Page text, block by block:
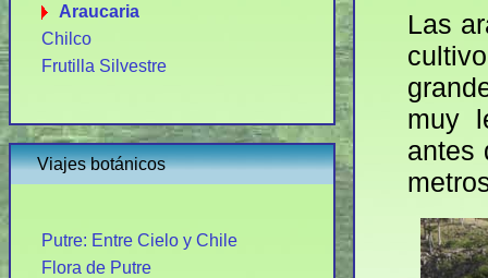
Araucaria
Chilco
Frutilla Silvestre
Viajes botánicos
Putre: Entre Cielo y Chile
Flora de Putre
Las
muy
antes